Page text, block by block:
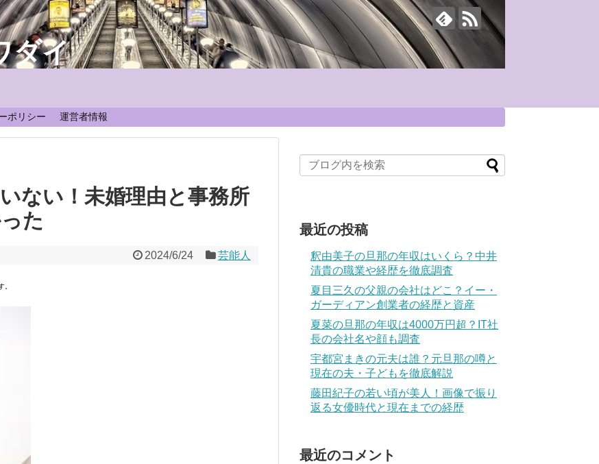
ダイ
ポリシー 運営者情報
ない！未婚理由と事務所
た
2024/6/24 芸能人
。
最近の投稿
釈由美子の旦那の年収はいくら？中井
清貴の職業や経歴を徹底調査
夏目三久の父親の会社はどこ？イー・
ガーディアン創業者の経歴と資産
夏菜の旦那の年収は4000万円超？IT社
長の会社名や顔も調査
宇都宮まきの元夫は誰？元旦那の噂と
現在の夫・子どもを徹底解説
藤田紀子の若い頃が美人！画像で振り
返る女優時代と現在までの経歴
最近のコメント